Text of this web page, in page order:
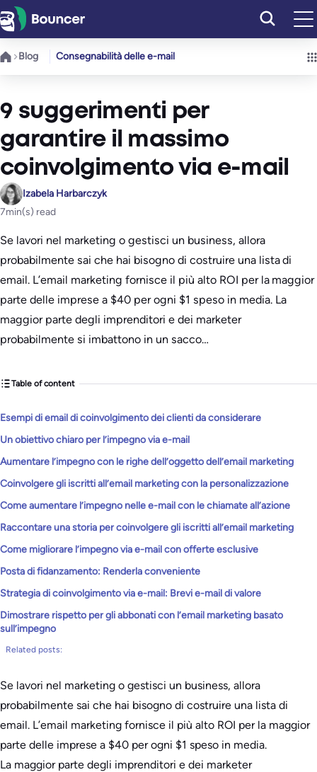
Vai
al
contenuto
Blog Consegnabilità delle e-mail
9 suggerimenti per
garantire il massimo
coinvolgimento via e-mail
Izabela Harbarczyk
7min(s) read
Se lavori nel marketing o gestisci un business, allora
probabilmente sai che hai bisogno di costruire una lista di
email. L’email marketing fornisce il più alto ROI per la maggior
parte delle imprese a $40 per ogni $1 speso in media. La
maggior parte degli imprenditori e dei marketer
probabilmente si imbattono in un sacco…
Table of content
Esempi di email di coinvolgimento dei clienti da considerare
Un obiettivo chiaro per l’impegno via e-mail
Aumentare l’impegno con le righe dell’oggetto dell’email marketing
Coinvolgere gli iscritti all’email marketing con la personalizzazione
Come aumentare l’impegno nelle e-mail con le chiamate all’azione
Raccontare una storia per coinvolgere gli iscritti all’email marketing
Come migliorare l’impegno via e-mail con offerte esclusive
Posta di fidanzamento: Renderla conveniente
Strategia di coinvolgimento via e-mail: Brevi e-mail di valore
Dimostrare rispetto per gli abbonati con l’email marketing basato
sull’impegno
Related posts:
Se lavori nel marketing o gestisci un business, allora
probabilmente sai che hai bisogno di costruire una lista di
email. L’email marketing fornisce il più alto ROI per la maggior
parte delle imprese a $40 per ogni $1 speso in media.
La maggior parte degli imprenditori e dei marketer